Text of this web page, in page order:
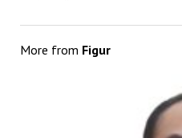
More from Figur